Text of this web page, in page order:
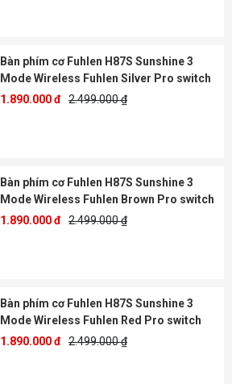
Bàn phím cơ Fuhlen H87S Sunshine 3
Mode Wireless Fuhlen Silver Pro switch
1.890.000 đ 2.499.000 ₫
Bàn phím cơ Fuhlen H87S Sunshine 3
Mode Wireless Fuhlen Brown Pro switch
1.890.000 đ 2.499.000 ₫
Bàn phím cơ Fuhlen H87S Sunshine 3
Mode Wireless Fuhlen Red Pro switch
1.890.000 đ 2.499.000 ₫